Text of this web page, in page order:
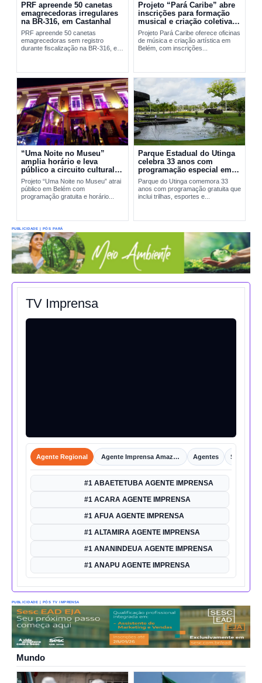
PRF apreende 50 canetas
emagrecedoras irregulares
na BR-316, em Castanhal
PRF apreende 50 canetas
emagrecedoras sem registro
durante fiscalização na BR-316, em
Projeto “Pará Caribe” abre
inscrições para formação
musical e criação coletiva
em Belém
Projeto Pará Caribe oferece oficinas
de música e criação artística em
Belém, com inscrições...
“Uma Noite no Museu”
amplia horário e leva
público a circuito cultural
em Belém
Projeto “Uma Noite no Museu” atrai
público em Belém com
programação gratuita e horário...
Parque Estadual do Utinga
celebra 33 anos com
programação especial em
Belém
Parque do Utinga comemora 33
anos com programação gratuita que
inclui trilhas, esportes e...
PUBLICIDADE | PÓS PARÁ
TV Imprensa
Agente Regional Agente Imprensa Amazônica Agentes Shorts
#1 ABAETETUBA AGENTE IMPRENSA
#1 ACARA AGENTE IMPRENSA
#1 AFUA AGENTE IMPRENSA
#1 ALTAMIRA AGENTE IMPRENSA
#1 ANANINDEUA AGENTE IMPRENSA
#1 ANAPU AGENTE IMPRENSA
PUBLICIDADE | PÓS TV IMPRENSA
Mundo